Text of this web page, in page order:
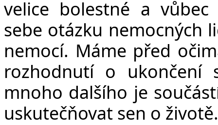
velice bolestné a
sebe otázku nemocných
nemocí. Máme před
rozhodnutí o ukončení
mnoho dalšího je
uskutečňovat sen o životě.